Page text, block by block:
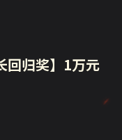
回归奖】 1万元